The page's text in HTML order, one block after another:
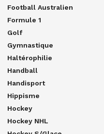
Football Australien
Formule 1
Golf
Gymnastique
Haltérophilie
Handball
Handisport
Hippisme
Hockey
Hockey NHL